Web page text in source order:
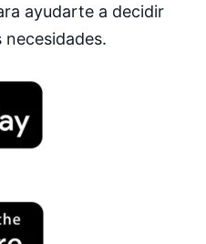
ayudarte a decidir
necesidades.